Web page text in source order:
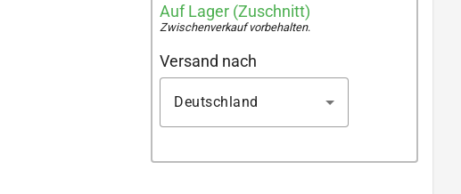
Auf Lager (Zuschnitt)
Zwischenverkauf vorbehalten.
Versand nach
Deutschland